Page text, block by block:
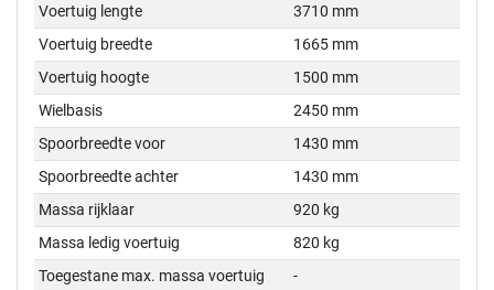
Voertuig lengte
3710 mm
Voertuig breedte
1665 mm
Voertuig hoogte
1500 mm
Wielbasis
2450 mm
Spoorbreedte voor
1430 mm
Spoorbreedte achter
1430 mm
Massa rijklaar
920 kg
Massa ledig voertuig
820 kg
Toegestane max. massa voertuig
-